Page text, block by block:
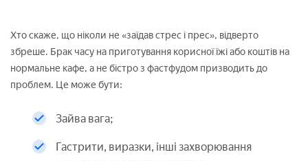
Хто скаже, що ніколи не «заїдав стрес і прес», відверто
збреше. Брак часу на приготування корисної їжі або коштів на
нормальне кафе, а не бістро з фастфудом призводить до
проблем. Це може бути:
Зайва вага;
Гастрити, виразки, інші захворювання